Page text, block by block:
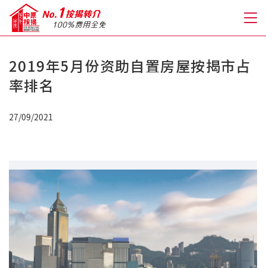
关于我们
免费开户转介服务
私人贷款
优惠礼遇
2019年5月份资助自置房屋按揭市占
率排名
27/09/2021